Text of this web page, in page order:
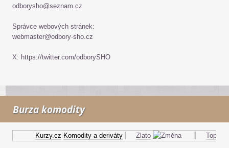
odborysho@seznam.cz
Správce webových stránek:
webmaster@odbory-sho.cz
X: https://twitter.com/odborySHO
Burza komodity
Kurzy.cz Komodity a deriváty Zlato Topný